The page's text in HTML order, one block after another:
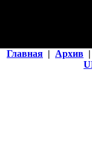
Главная | Архив |